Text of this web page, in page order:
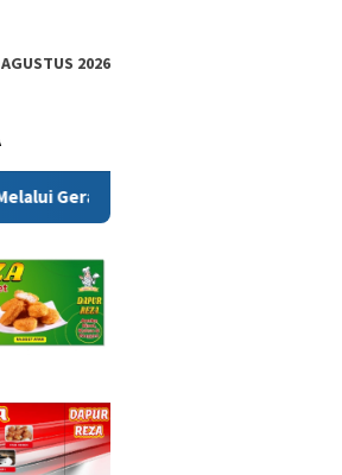
2026
Putih, Kesbangpol Bangka